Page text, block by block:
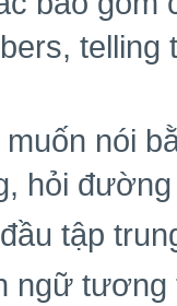
nói
hỏi
tập
ngữ